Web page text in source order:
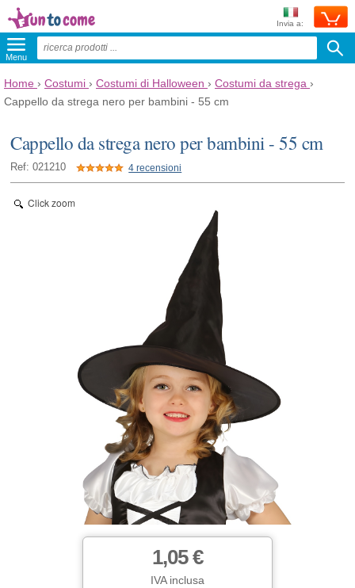
Invia a:
Menu
Home › Costumi › Costumi di Halloween › Costumi da strega ›
Cappello da strega nero per bambini - 55 cm
Cappello da strega nero per bambini - 55 cm
Ref: 021210 4 recensioni
Click zoom
1,05 €
IVA inclusa